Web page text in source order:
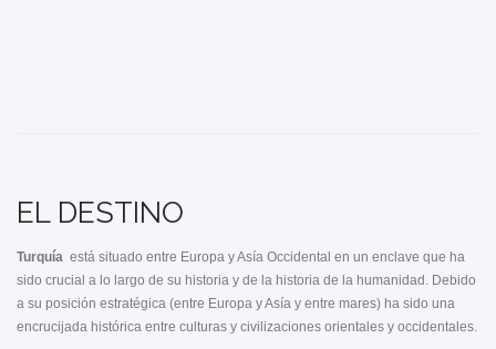
EL DESTINO
Turquía está situado entre Europa y Asía Occidental en un enclave que ha
sido crucial a lo largo de su historia y de la historia de la humanidad. Debido
a su posición estratégica (entre Europa y Asía y entre mares) ha sido una
encrucijada histórica entre culturas y civilizaciones orientales y occidentales.